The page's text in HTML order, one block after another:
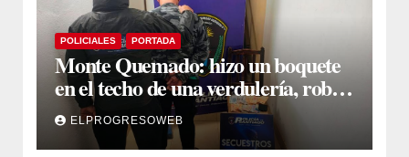
POLICIALES PORTADA
Monte Quemado: hizo un boquete
en el techo de una verdulería, robó
$800.000 y cayó tras ser filmado
ELPROGRESOWEB